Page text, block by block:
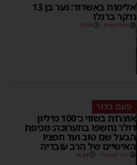
אלימות באשדוד: נער בן 13
נדקר ברגלו
משה קאהן 18:04
פעם בדור
אוצרות בשווי כ־100 מיליון
דולר נחשפו בתערוכה: מכיפת
הבעל שם טוב ועד חפציו
האישיים של הרב עובדיה
יוסי יחזקאלי 16:34